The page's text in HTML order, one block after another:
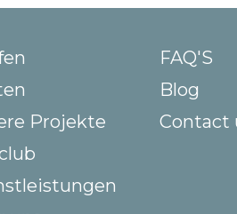
Projekte
FAQ'S
Blog
Contact